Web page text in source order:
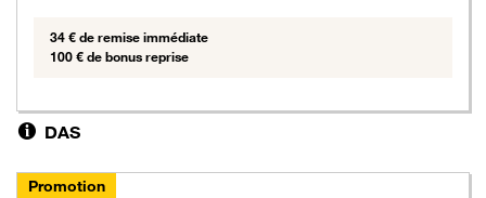
34 € de remise immédiate
100 € de bonus reprise
DAS
Promotion